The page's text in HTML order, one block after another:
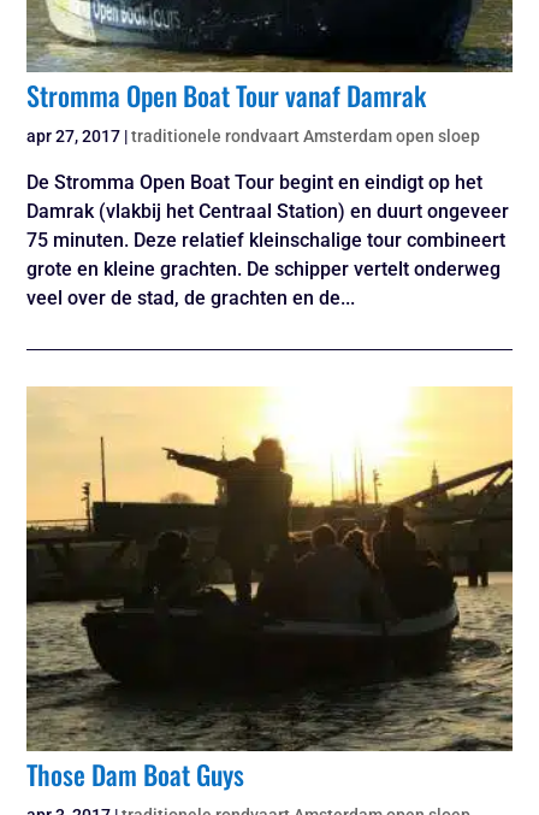
Stromma Open Boat Tour vanaf Damrak
apr 27, 2017 |traditionele rondvaart Amsterdam open sloep
De Stromma Open Boat Tour begint en eindigt op het
Damrak (vlakbij het Centraal Station) en duurt ongeveer
75 minuten. Deze relatief kleinschalige tour combineert
grote en kleine grachten. De schipper vertelt onderweg
veel over de stad, de grachten en de...
Those Dam Boat Guys